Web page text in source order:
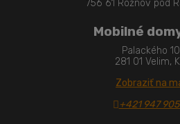
756 61 Rožnov pod
Mobilné
Palackého
281 01 Velim,
Zobraziť na
+421 947